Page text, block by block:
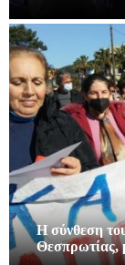
Η σύνθεση
Θεσπρωτίας,